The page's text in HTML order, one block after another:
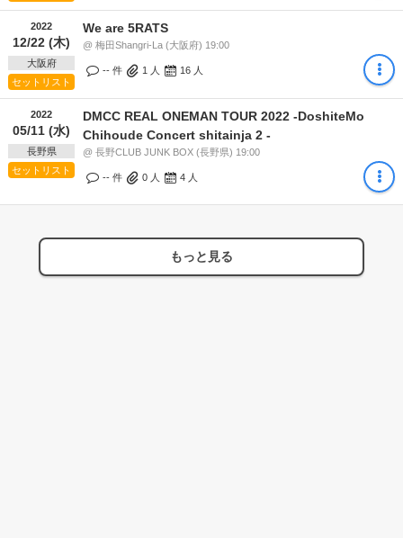
2022
12/22 (木)
大阪府
セットリスト
We are 5RATS
@ 梅田Shangri-La (大阪府) 19:00
-- 件 1 人 16 人
2022
05/11 (水)
長野県
セットリスト
DMCC REAL ONEMAN TOUR 2022 -DoshiteMo
Chihoude Concert shitainja 2 -
@ 長野CLUB JUNK BOX (長野県) 19:00
-- 件 0 人 4 人
もっと見る